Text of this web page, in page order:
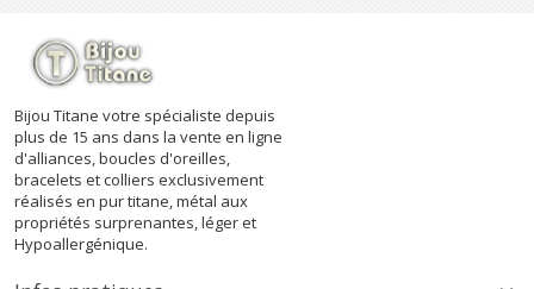
Bijou Titane votre spécialiste depuis
plus de 15 ans dans la vente en ligne
d'alliances, boucles d'oreilles,
bracelets et colliers exclusivement
réalisés en pur titane, métal aux
propriétés surprenantes, léger et
Hypoallergénique.